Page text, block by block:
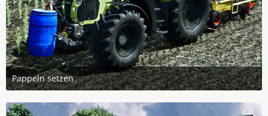
Pappeln setzen
14. September 2025 um 09:15
3